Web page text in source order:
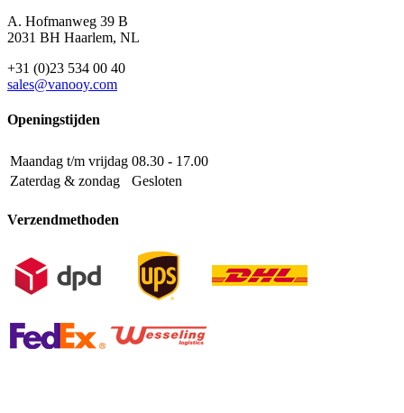
A. Hofmanweg 39 B
2031 BH Haarlem, NL
+31 (0)23 534 00 40
sales@vanooy.com
Openingstijden
Maandag t/m vrijdag 08.30 - 17.00
Zaterdag & zondag
Gesloten
Verzendmethoden